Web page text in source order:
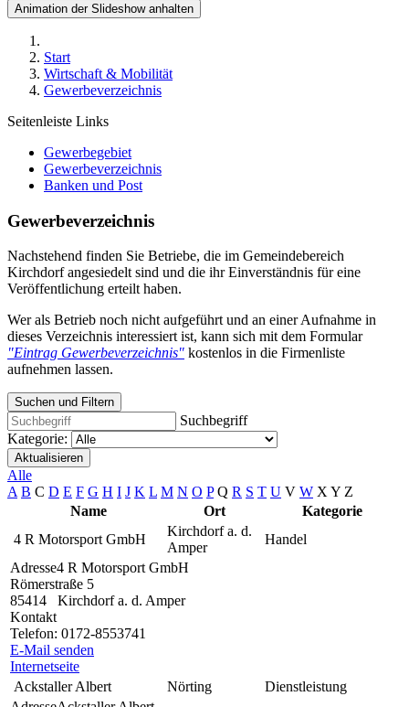
Animation der Slideshow anhalten
Start
Wirtschaft & Mobilität
Gewerbeverzeichnis
Seitenleiste Links
Gewerbegebiet
Gewerbeverzeichnis
Banken und Post
Gewerbeverzeichnis
Nachstehend finden Sie Betriebe, die im Gemeindebereich
Kirchdorf angesiedelt sind und die ihr Einverständnis für eine
Veröffentlichung erteilt haben.
Wer als Betrieb noch nicht aufgeführt und an einer Aufnahme in
dieses Verzeichnis interessiert ist, kann sich mit dem Formular
"Eintrag Gewerbeverzeichnis" kostenlos in die Firmenliste
aufnehmen lassen.
Suchen und Filtern
Suchbegriff
Kategorie:
Aktualisieren
Alle
A B C D E F G H I J K L M N O P Q R S T U V W XY Z
Name
Ort
Kategorie
4 R Motorsport GmbH
Kirchdorf a. d.
Amper
Handel
Adresse4 R Motorsport GmbH
Römerstraße 5
85414
Kirchdorf a. d. Amper
Kontakt
Telefon: 0172-8553741
E-Mail senden
Internetseite
Ackstaller Albert
Nörting
Dienstleistung